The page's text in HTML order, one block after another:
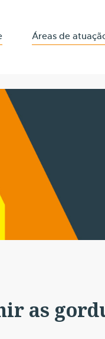
Áreas de
as